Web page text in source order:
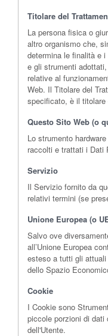
Titolare del
La persona fisica o
altro organismo che,
determina le finalità e
e gli strumenti
relative al
Web. Il Titolare del
specificato, è il
Questo Sito Web (o
Lo strumento
raccolti e trattati i Dati
Servizio
Il Servizio fornito da
relativi termini (se
Unione Europea (o
Salvo ove
all’Unione Europea
esteso a tutti gli attuali
dello Spazio
Cookie
I Cookie sono
piccole porzioni di dati
dell'Utente.